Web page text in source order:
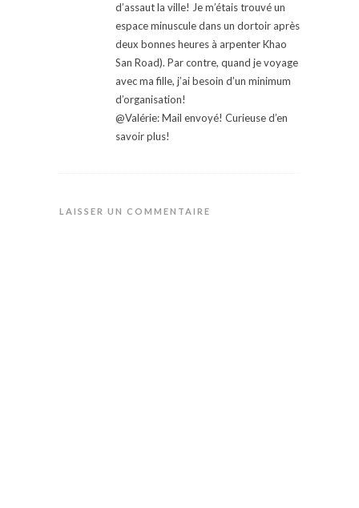
d’assaut la ville! Je m’étais trouvé un
espace minuscule dans un dortoir après
deux bonnes heures à arpenter Khao
San Road). Par contre, quand je voyage
avec ma fille, j’ai besoin d’un minimum
d’organisation!
@Valérie: Mail envoyé! Curieuse d’en
savoir plus!
LAISSER UN COMMENTAIRE